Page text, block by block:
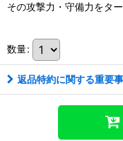
その攻撃力・守備力をタ
数量:
返品特約に関する重要